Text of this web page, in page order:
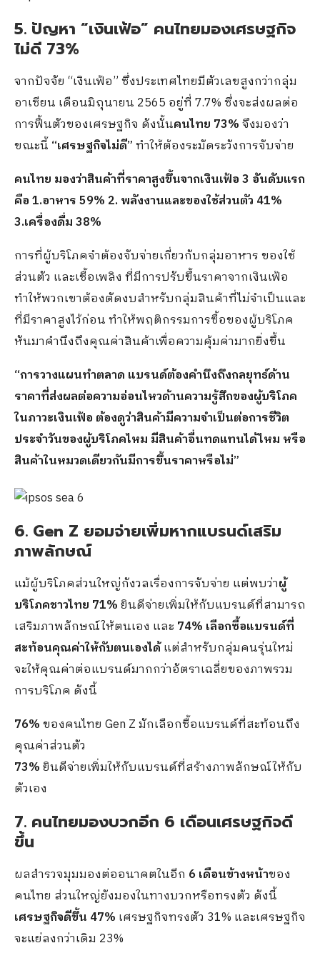
5. ปัญหา “เงินเฟ้อ” คนไทยมองเศรษฐกิจ
ไม่ดี 73%
จากปัจจัย “เงินเฟ้อ” ซึ่งประเทศไทยมีตัวเลขสูงกว่ากลุ่ม
อาเซียน เดือนมิถุนายน 2565 อยู่ที่ 7.7% ซึ่งจะส่งผลต่อ
การฟื้นตัวของเศรษฐกิจ ดังนั้นคนไทย 73%จึงมองว่า
ขณะนี้ “เศรษฐกิจไม่ดี”ทำให้ต้องระมัดระวังการจับจ่าย
คนไทย มองว่าสินค้าที่ราคาสูงขึ้นจากเงินเฟ้อ 3 อันดับแรก
คือ 1.อาหาร 59% 2. พลังงานและของใช้ส่วนตัว 41%
3.เครื่องดื่ม 38%
การที่ผู้บริโภคจำต้องจับจ่ายเกี่ยวกับกลุ่มอาหาร ของใช้
ส่วนตัว และเชื้อเพลิง ที่มีการปรับขึ้นราคาจากเงินเฟ้อ
ทำให้พวกเขาต้องตัดงบสำหรับกลุ่มสินค้าที่ไม่จำเป็นและ
ที่มีราคาสูงไว้ก่อน ทำให้พฤติกรรมการซื้อของผู้บริโภค
หันมาคำนึงถึงคุณค่าสินค้าเพื่อความคุ้มค่ามากยิ่งขึ้น
“การวางแผนทำตลาด แบรนด์ต้องคำนึงถึงกลยุทธ์ด้าน
ราคาที่ส่งผลต่อความอ่อนไหวด้านความรู้สึกของผู้บริโภค
ในภาวะเงินเฟ้อ ต้องดูว่าสินค้ามีความจำเป็นต่อการชีวิต
ประจำวันของผู้บริโภคไหม มีสินค้าอื่นทดแทนได้ไหม หรือ
สินค้าในหมวดเดียวกันมีการขึ้นราคาหรือไม่”
6. Gen Z ยอมจ่ายเพิ่มหากแบรนด์เสริม
ภาพลักษณ์
แม้ผู้บริโภคส่วนใหญ่กังวลเรื่องการจับจ่าย แต่พบว่าผู้
บริโภคชาวไทย 71%ยินดีจ่ายเพิ่มให้กับแบรนด์ที่สามารถ
เสริมภาพลักษณ์ให้ตนเอง และ 74% เลือกซื้อแบรนด์ที่
สะท้อนคุณค่าให้กับตนเองได้แต่สำหรับกลุ่มคนรุ่นใหม่
จะให้คุณค่าต่อแบรนด์มากกว่าอัตราเฉลี่ยของภาพรวม
การบริโภค ดังนี้
76%ของคนไทย Gen Z มักเลือกซื้อแบรนด์ที่สะท้อนถึง
คุณค่าส่วนตัว
73%ยินดีจ่ายเพิ่มให้กับแบรนด์ที่สร้างภาพลักษณ์ให้กับ
ตัวเอง
7. คนไทยมองบวกอีก 6 เดือนเศรษฐกิจดี
ขึ้น
ผลสำรวจมุมมองต่ออนาคตในอีก 6 เดือนข้างหน้าของ
คนไทย ส่วนใหญ่ยังมองในทางบวกหรือทรงตัว ดังนี้
เศรษฐกิจดีขึ้น 47% เศรษฐกิจทรงตัว 31% และเศรษฐกิจ
จะแย่ลงกว่าเดิม 23%